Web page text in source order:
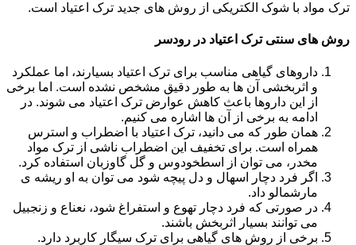
ترک مواد با شوک الکتریکی از روش های جدید ترک اعتیاد است.
روش های سنتی ترک اعتیاد در رودسر
داروهای گیاهی مناسب برای ترک اعتیاد بسیارند، اما عملکرد
و اثربخشی آن ها به طور دقیق مشخص نشده است. اما برخی
از این داروها باعث کاهش عوارض ترک اعتیاد می شوند. در
ادامه به برخی از آن ها اشاره می کنیم.
همان طور که می دانید، ترک اعتیاد با اضطراب و استرس
همراه است. برای تخفیف این اضطراب ناشی از ترک مواد
مخدر، می توان از اسطخودوس و گل گاوزبان استفاده کرد.
اگر فرد دچار اسهال و دل پیچه شود می توان به او ریشه ی
مارشمالو داد.
در صورتی که فرد دچار تهوع و استفراغ شود، نعناع و زنجبیل
می توانند بسیار اثربخش باشند.
برخی از روش های گیاهی برای ترک سیگار کاربرد دارد.